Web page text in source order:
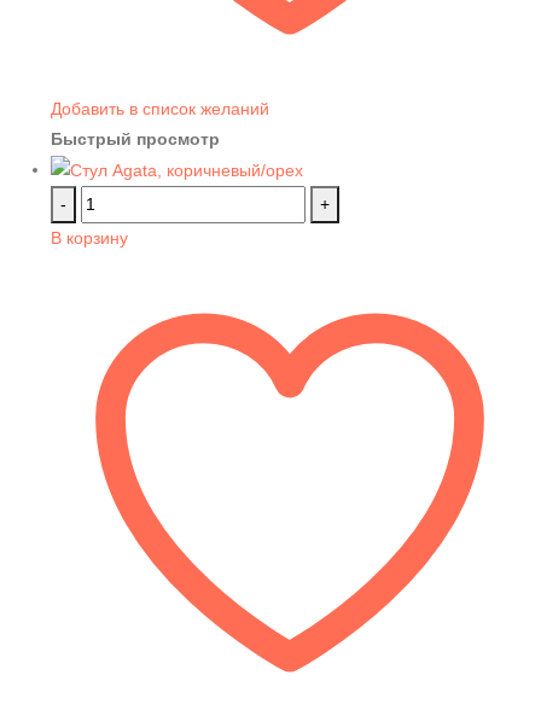
Добавить в список желаний
Быстрый просмотр
-
+
В корзину